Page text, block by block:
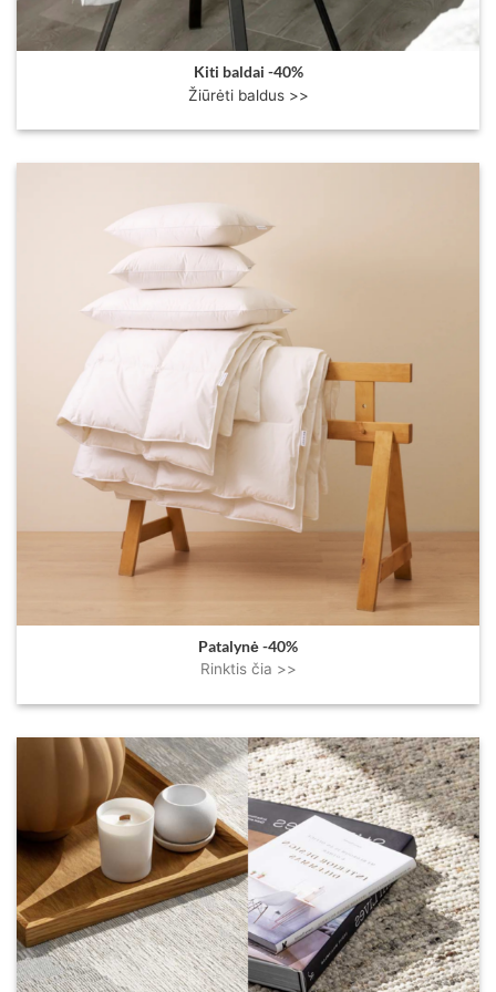
Kiti baldai -40%
Žiūrėti baldus >>
Patalynė -40%
Rinktis čia >>